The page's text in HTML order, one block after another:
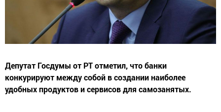
Депутат Госдумы от РТ отметил, что банки
конкурируют между собой в создании наиболее
удобных продуктов и сервисов для самозанятых.